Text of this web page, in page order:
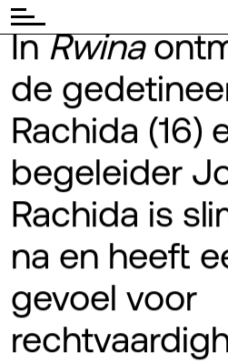
InRwina
de
Rachida (16)
begeleider
Rachida is
na en heeft
gevoel voor